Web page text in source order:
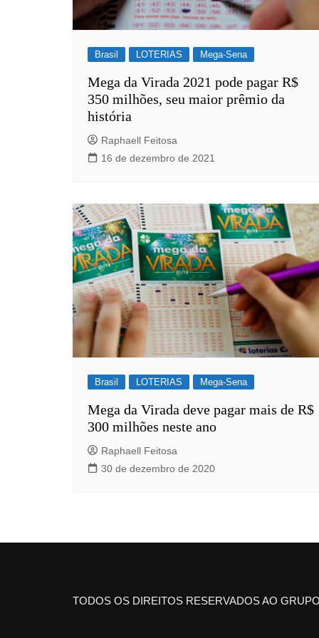
Brasil LOTERIAS Mega-Sena
Mega da Virada 2021 pode pagar R$
350 milhões, seu maior prêmio da
história
Raphaell Feitosa
16 de dezembro de 2021
Brasil LOTERIAS Mega-Sena
Mega da Virada deve pagar mais de R$
300 milhões neste ano
Raphaell Feitosa
30 de dezembro de 2020
TODOS OS DIREITOS RESERVADOS AO